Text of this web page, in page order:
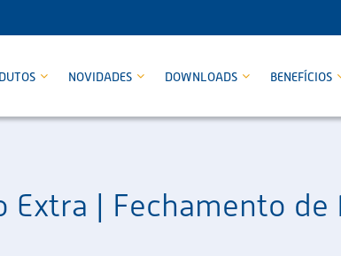
NOVIDADES DOWNLOADS BENEFÍCIOS
| Fechamento de